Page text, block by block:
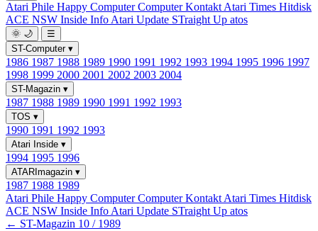
Atari Phile Happy ComputerComputer Kontakt Atari Times Hitdisk
ACE NSW Inside Info Atari Update STraight Up atos
🌞 🌙
☰
ST-Computer ▾
1986 1987 1988 1989 1990 1991 1992 1993 1994 1995 1996 1997
1998 1999 2000 2001 2002 2003 2004
ST-Magazin ▾
1987 1988 1989 1990 1991 1992 1993
TOS ▾
1990 1991 1992 1993
Atari Inside ▾
1994 1995 1996
ATARImagazin ▾
1987 1988 1989
Atari Phile Happy ComputerComputer Kontakt Atari Times Hitdisk
ACE NSW Inside Info Atari Update STraight Up atos
← ST-Magazin 10 / 1989